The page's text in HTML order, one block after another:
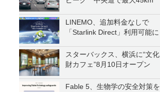
LINEMO、追加料金なしで
「Starlink Direct」利用可能に
スターバックス、横浜に“文化
財カフェ”8月10日オープン
Fable 5、生物学の安全対策を